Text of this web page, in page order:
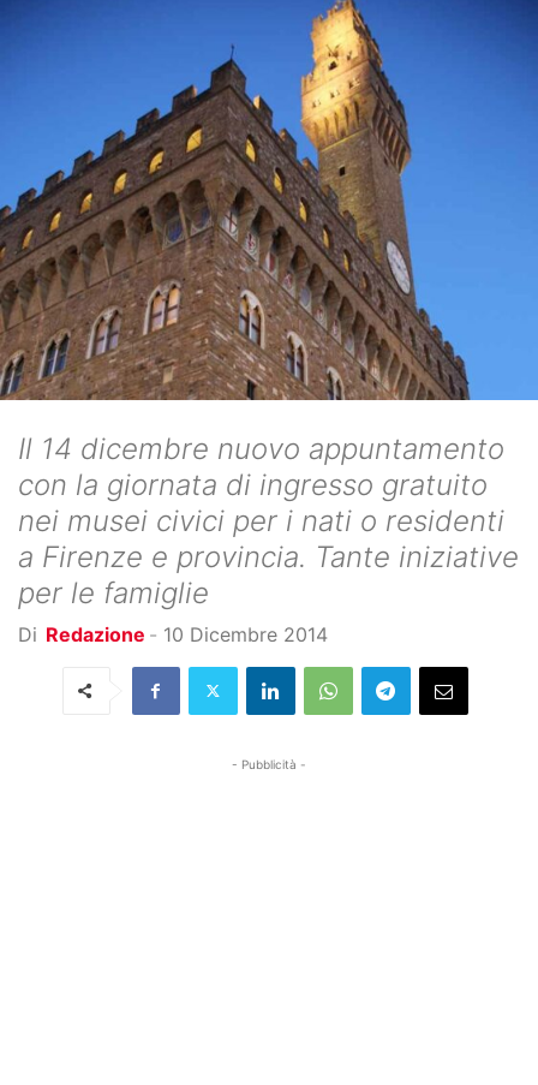
Il 14 dicembre nuovo appuntamento
con la giornata di ingresso gratuito
nei musei civici per i nati o residenti
a Firenze e provincia. Tante iniziative
per le famiglie
Di Redazione - 10 Dicembre 2014
- Pubblicità -